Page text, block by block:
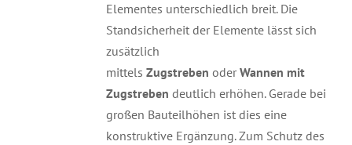
Elementes unterschiedlich breit. Die
Standsicherheit der Elemente lässt sich
zusätzlich
mittels Zugstreben oder Wannen mit
Zugstreben deutlich erhöhen. Gerade bei
großen Bauteilhöhen ist dies eine
konstruktive Ergänzung. Zum Schutz des